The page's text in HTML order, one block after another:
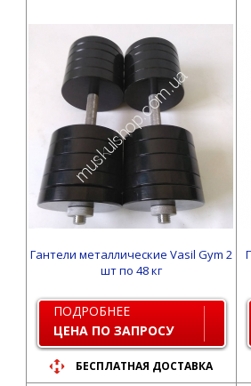
Гантели металлические Vasil Gym 2
шт по 48 кг
ПОДРОБНЕЕ
ЦЕНА ПО ЗАПРОСУ
БЕСПЛАТНАЯ ДОСТАВКА